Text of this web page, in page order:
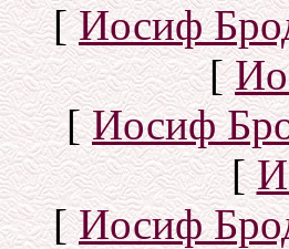
[Иосиф
[
[Иосиф
[
[Иосиф